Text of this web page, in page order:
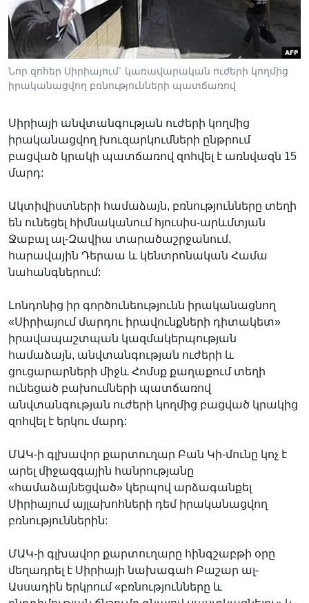
Լեզուներ
Նոր զոհեր Սիրիայում` կառավարական ուժերի կողմից
իրականացվող բռնությունների պատճառով
Սիրիայի անվտանգության ուժերի կողմից
իրականացվող խուզարկումների ընթրում
բացված կրակի պատճառով զոհվել է առնվազն 15
մարդ:
Ակտիվիստների համաձայն, բռնությունները տեղի
են ունեցել հիմնականում հյուսիս-արևմտյան
Ջաբալ ալ-Զավիա տարածաշրջանում,
հարավային Դերաա և կենտրոնական Համա
նահանգներում:
Լոնդոնից իր գործունեությունն իրականացնող
«Սիրիայում մարդու իրավունքների դիտակետ»
իրավապաշտպան կազմակերպության
համաձայն, անվտանգության ուժերի և
ցուցարարների միջև Հոմսք քաղաքում տեղի
ունեցած բախումների պատճառով
անվտանգության ուժերի կողմից բացված կրակից
զոհվել է երկու մարդ:
ՄԱԿ-ի գլխավոր քարտուղար Բան Կի-մունը կոչ է
արել միջազգային հանրությանը
«համաձայնեցված» կերպով արձագանքել
Սիրիայում այլախոհների դեմ իրականացվող
բռնություններին:
ՄԱԿ-ի գլխավոր քարտուղարը հինգշաբթի օրը
մեղադրել է Սիրիայի նախագահ Բաշար ալ-
Ասսադին երկրում «բռնությունները և